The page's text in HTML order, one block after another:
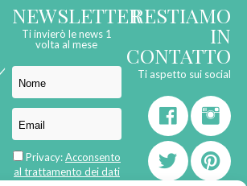
NEWSLETTER
Ti invierò le news 1
volta al mese
Privacy:Acconsento
al trattamento dei dati
RESTIAMO
IN
CONTATTO
Ti aspetto sui social